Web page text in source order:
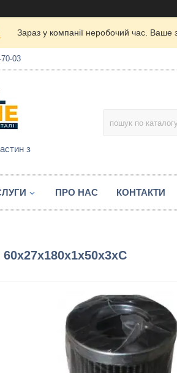
Зараз у компанії неробочий час.
03
з
ПРО НАС КОНТАКТИ